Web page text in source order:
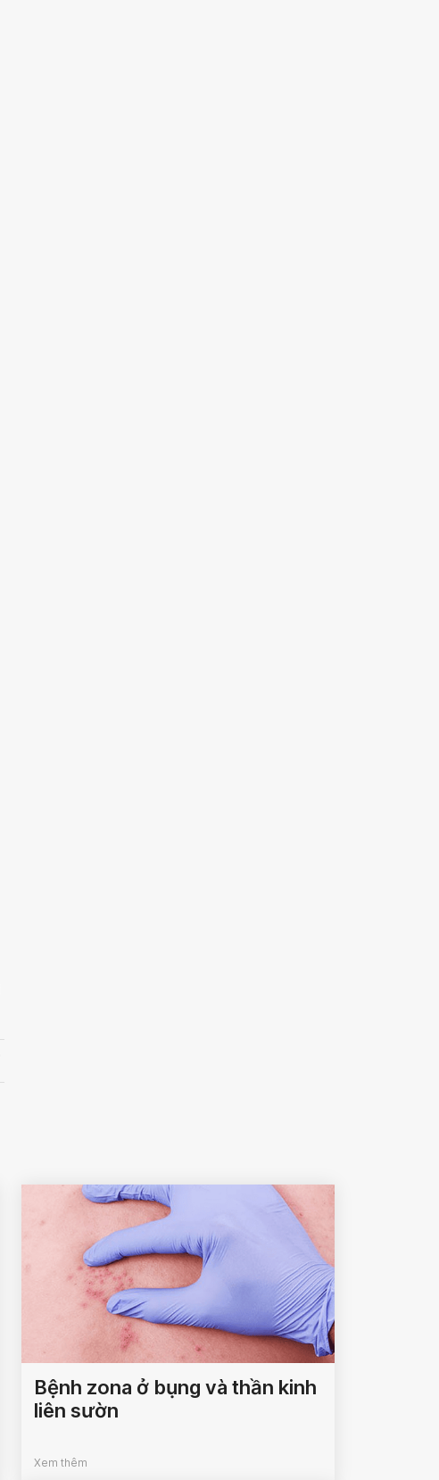
Bệnh zona ở bụng và thần kinh
liên sườn
Xem thêm